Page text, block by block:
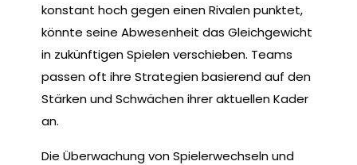
konstant hoch gegen einen Rivalen punktet,
könnte seine Abwesenheit das Gleichgewicht
in zukünftigen Spielen verschieben. Teams
passen oft ihre Strategien basierend auf den
Stärken und Schwächen ihrer aktuellen Kader
an.
Die Überwachung von Spielerwechseln und